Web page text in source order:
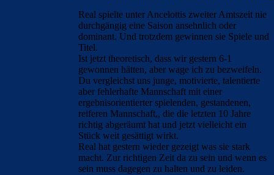
Real spielte unter Ancelottis zweiter Amtszeit nie
durchgängig eine Saison ansehnlich oder
dominant. Und trotzdem gewinnen sie Spiele und
Titel.
Ist jetzt theoretisch, dass wir gestern 6-1
gewonnen hätten, aber wage ich zu bezweifeln.
Du vergleichst uns junge, motivierte, talentierte
aber fehlerhafte Mannschaft mit einer
ergebnisorientierter spielenden, gestandenen,
reiferen Mannschaft,, die die letzten 10 Jahre
richtig abgeräumt hat und jetzt vielleicht ein
Stück weit gesättigt wirkt.
Real hat gestern wieder gezeigt was sie stark
macht. Zur richtigen Zeit da zu sein und wenn es
sein muss dagegen zu halten und zu leiden.